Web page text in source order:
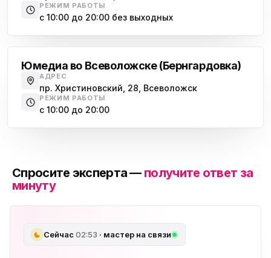
РЕЖИМ РАБОТЫ
с 10:00 до 20:00 без выходных
Юмедиа во Всеволожске (Бернгардовка)
АДРЕС
пр. Христиновский, 28, Всеволожск
РЕЖИМ РАБОТЫ
с 10:00 до 20:00
Спросите эксперта — получите ответ за
минуту
Сейчас02:53 · мастер на связи